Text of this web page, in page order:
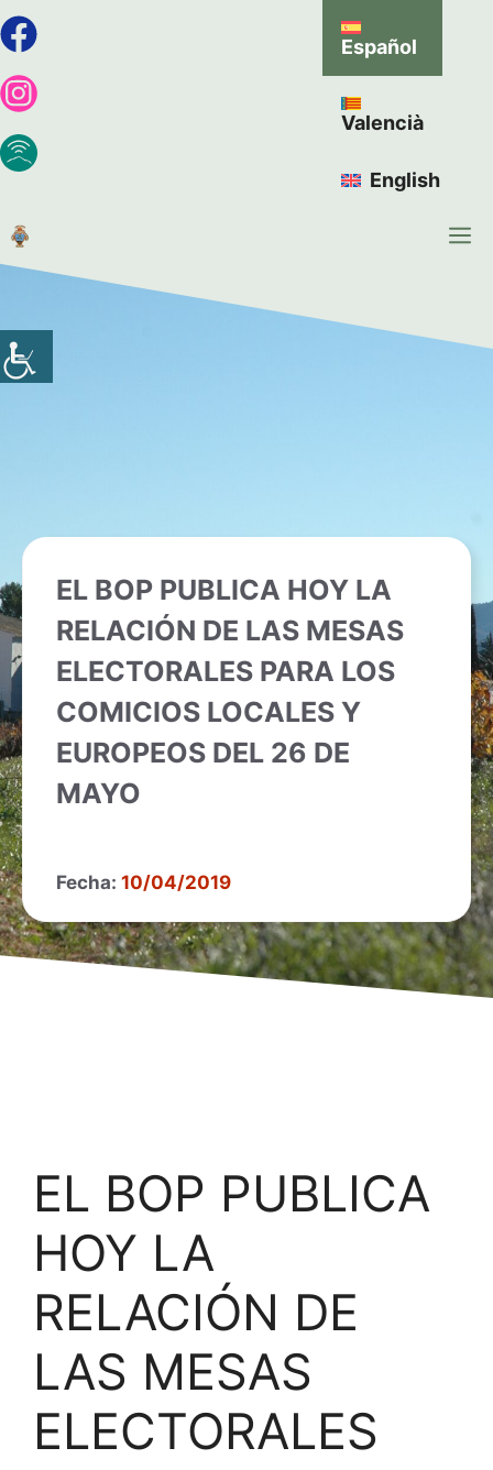
Español
Valencià
English
EL BOP PUBLICA HOY LA
RELACIÓN DE LAS MESAS
ELECTORALES PARA LOS
COMICIOS LOCALES Y
EUROPEOS DEL 26 DE
MAYO
Fecha: 10/04/2019
EL BOP PUBLICA
HOY LA
RELACIÓN DE
LAS MESAS
ELECTORALES